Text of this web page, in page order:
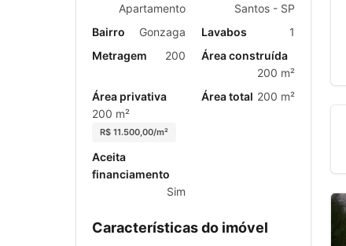
Apartamento
Santos - SP
Bairro
Gonzaga Lavabos
1
Metragem
200
Área construída
200 m²
Área privativa
200 m²
R$ 11.500,00/m²
Área total 200 m²
Aceita
financiamento
Sim
Características do imóvel